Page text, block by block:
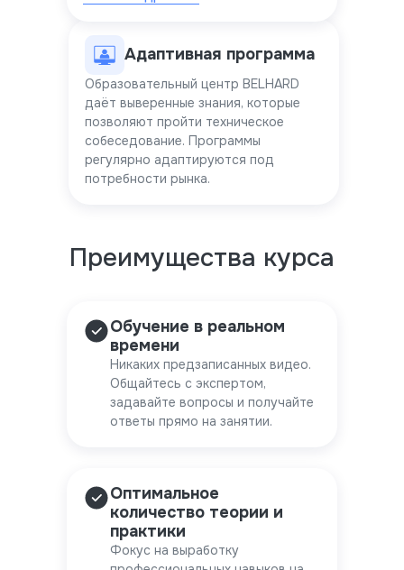
Адаптивная программа
Образовательный центр BELHARD
даёт выверенные знания, которые
позволяют пройти техническое
собеседование. Программы
регулярно адаптируются под
потребности рынка.
Оптимальное
количество теории и
практики
Фокус на выработку
Обучение в реальном
времени
Никаких предзаписанных видео.
Общайтесь с экспертом,
задавайте вопросы и получайте
ответы прямо на занятии.
Преимущества курса